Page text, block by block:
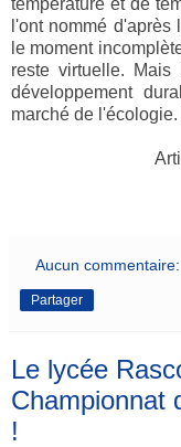
température et de
l'ont nommé
le moment
reste virtuelle.
développement
marché de
Aucun commentaire:
Partager
Le lycée
Championnat
!